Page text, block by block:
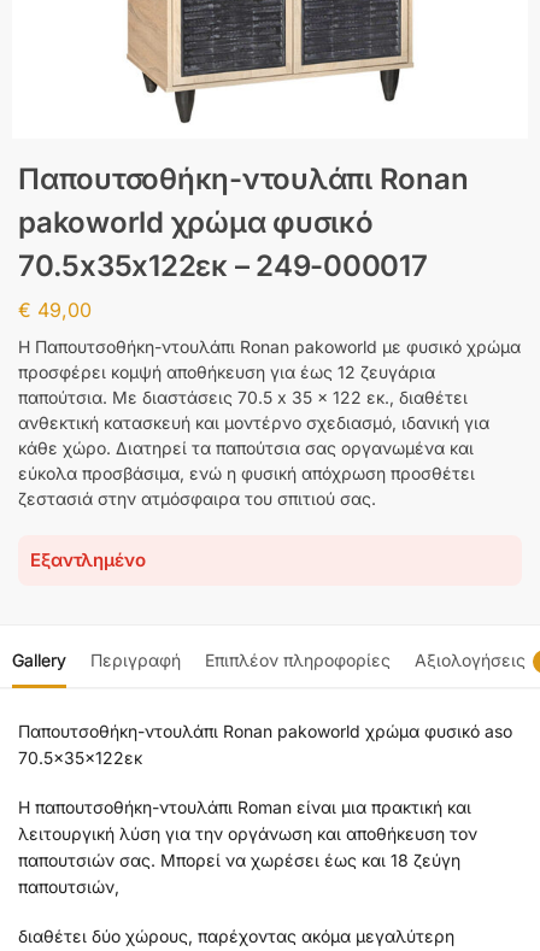
Παπουτσοθήκη-ντουλάπι Ronan
pakoworld χρώμα φυσικό
70.5x35x122εκ – 249-000017
€ 49,00
Η Παπουτσοθήκη-ντουλάπι Ronan pakoworld με φυσικό χρώμα
προσφέρει κομψή αποθήκευση για έως 12 ζευγάρια
παπούτσια. Με διαστάσεις 70.5 x 35 x 122 εκ., διαθέτει
ανθεκτική κατασκευή και μοντέρνο σχεδιασμό, ιδανική για
κάθε χώρο. Διατηρεί τα παπούτσια σας οργανωμένα και
εύκολα προσβάσιμα, ενώ η φυσική απόχρωση προσθέτει
ζεστασιά στην ατμόσφαιρα του σπιτιού σας.
Εξαντλημένο
Gallery Περιγραφή Επιπλέον πληροφορίες Αξιολογήσεις
Παπουτσοθήκη-ντουλάπι Ronan pakoworld χρώμα φυσικό aso
70.5x35x122εκ
Η παπουτσοθήκη-ντουλάπι Roman είναι μια πρακτική και
λειτουργική λύση για την οργάνωση και αποθήκευση τον
παπουτσιών σας. Μπορεί να χωρέσει έως και 18 ζεύγη
παπουτσιών,
διαθέτει δύο χώρους, παρέχοντας ακόμα μεγαλύτερη